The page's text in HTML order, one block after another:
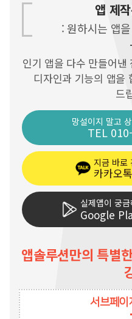
앱 제
: 원하시는 앱
인기 앱을 다수 만들어낸
디자인과 기능의 앱을
드
망설이지 말고
TEL
지금 바로
카카오
실제앱이 궁
Google
앱솔루션만의 특별
서브페